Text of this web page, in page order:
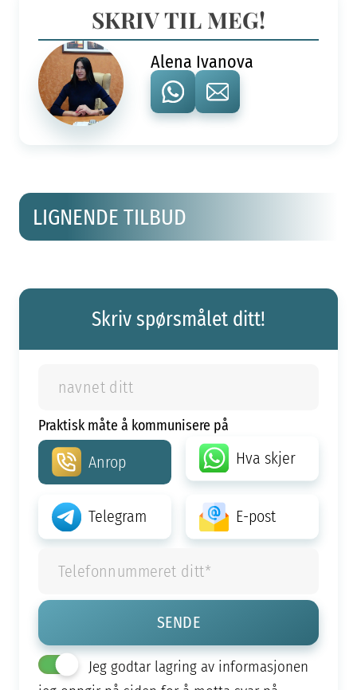
SKRIV TIL MEG!
Alena Ivanova
LIGNENDE TILBUD
Skriv spørsmålet ditt!
Praktisk måte å kommunisere på
Anrop Hva skjer
Telegram E-post
Jeg godtar lagring av informasjonen